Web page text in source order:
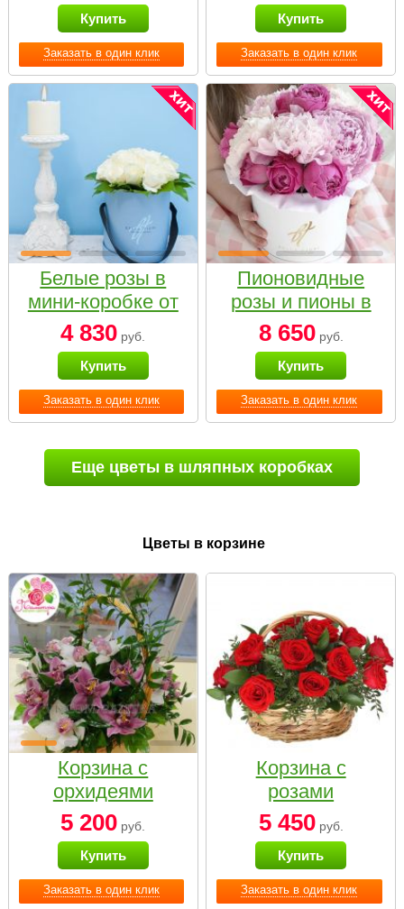
Заказать в один клик
Купить
Заказать в один клик
Купить
Заказать в один клик
Белые розы в
мини-коробке от
Bella Fiori
4 830 руб.
Купить
Заказать в один клик
Пионовидные
розы и пионы в
белой коробке
Small
8 650руб.
Купить
Еще цветы в шляпных коробках
Цветы в корзине
Заказать в один клик
Корзина с
орхидеями
малая
5 200 руб.
Купить
Заказать в один клик
Корзина с
розами
«Красный
Париж»
5 450руб.
Купить